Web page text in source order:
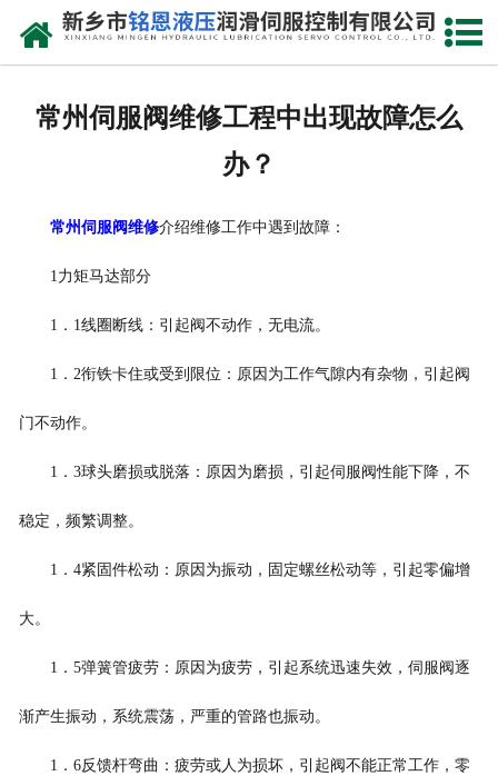
网站首页
售后服务
常州伺服阀维修工程中出现故障怎么
办？
常州伺服阀维修介绍维修工作中遇到故障：
1力矩马达部分
1．1线圈断线：引起阀不动作，无电流。
1．2衔铁卡住或受到限位：原因为工作气隙内有杂物，引起阀
门不动作。
1．3球头磨损或脱落：原因为磨损，引起伺服阀性能下降，不
稳定，频繁调整。
1．4紧固件松动：原因为振动，固定螺丝松动等，引起零偏增
大。
1．5弹簧管疲劳：原因为疲劳，引起系统迅速失效，伺服阀逐
渐产生振动，系统震荡，严重的管路也振动。
1．6反馈杆弯曲：疲劳或人为损坏，引起阀不能正常工作，零